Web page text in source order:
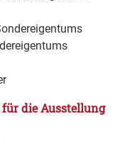
die Ausstellung